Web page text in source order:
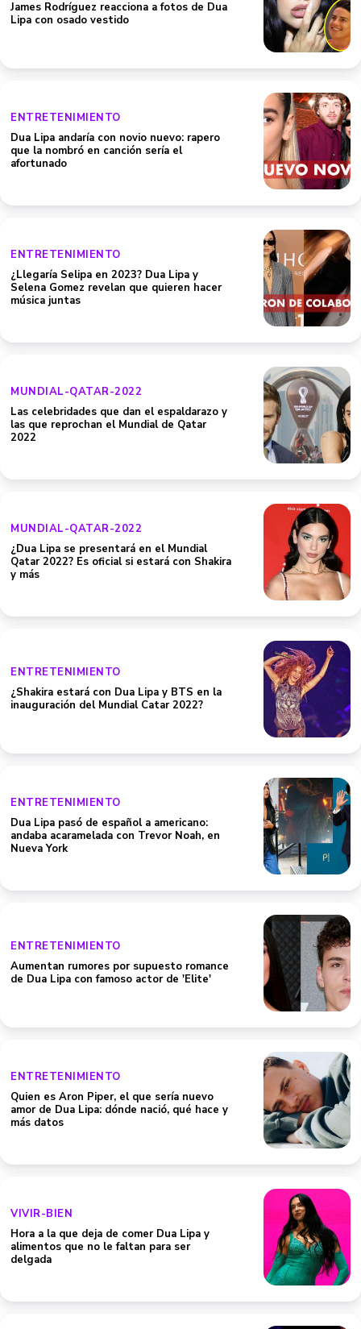
James Rodríguez reacciona a fotos de Dua
Lipa con osado vestido
ENTRETENIMIENTO
Dua Lipa andaría con novio nuevo: rapero
que la nombró en canción sería el
afortunado
ENTRETENIMIENTO
¿Llegaría Selipa en 2023? Dua Lipa y
Selena Gomez revelan que quieren hacer
música juntas
MUNDIAL-QATAR-2022
Las celebridades que dan el espaldarazo y
las que reprochan el Mundial de Qatar
2022
MUNDIAL-QATAR-2022
¿Dua Lipa se presentará en el Mundial
Qatar 2022? Es oficial si estará con Shakira
y más
ENTRETENIMIENTO
¿Shakira estará con Dua Lipa y BTS en la
inauguración del Mundial Catar 2022?
ENTRETENIMIENTO
Dua Lipa pasó de español a americano:
andaba acaramelada con Trevor Noah, en
Nueva York
ENTRETENIMIENTO
Aumentan rumores por supuesto romance
de Dua Lipa con famoso actor de 'Elite'
ENTRETENIMIENTO
Quien es Aron Piper, el que sería nuevo
amor de Dua Lipa: dónde nació, qué hace y
más datos
VIVIR-BIEN
Hora a la que deja de comer Dua Lipa y
alimentos que no le faltan para ser
delgada